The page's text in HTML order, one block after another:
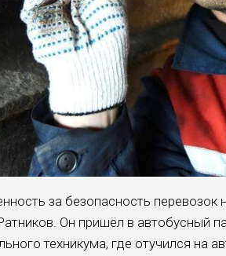
за безопасность перевозок
Он пришёл в автобус­ный
технику­ма, где отучился на